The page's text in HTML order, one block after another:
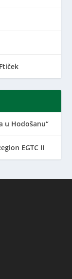
u Hodošanu“
EGTC II